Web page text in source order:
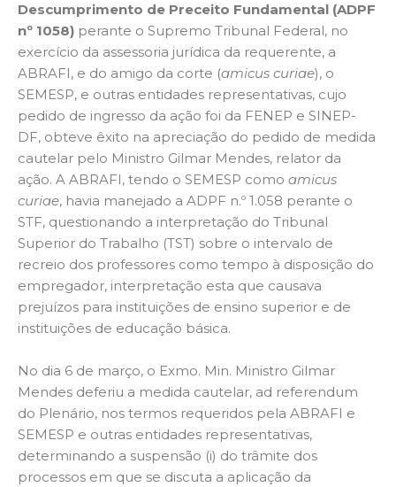
Descumprimento de Preceito Fundamental (ADPF
nº 1058) perante o Supremo Tribunal Federal, no
exercício da assessoria jurídica da requerente, a
ABRAFI, e do amigo da corte (amicus curiae), o
SEMESP, e outras entidades representativas, cujo
pedido de ingresso da ação foi da FENEP e SINEP-
DF, obteve êxito na apreciação do pedido de medida
cautelar pelo Ministro Gilmar Mendes, relator da
ação. A ABRAFI, tendo o SEMESP como amicus
curiae, havia manejado a ADPF n.º 1.058 perante o
STF, questionando a interpretação do Tribunal
Superior do Trabalho (TST) sobre o intervalo de
recreio dos professores como tempo à disposição do
empregador, interpretação esta que causava
prejuízos para instituições de ensino superior e de
instituições de educação básica.
No dia 6 de março, o Exmo. Min. Ministro Gilmar
Mendes deferiu a medida cautelar, ad referendum
do Plenário, nos termos requeridos pela ABRAFI e
SEMESP e outras entidades representativas,
determinando a suspensão (i) do trâmite dos
processos em que se discuta a aplicação da